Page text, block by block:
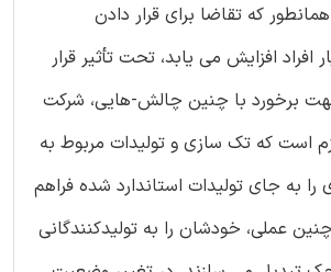
که تقاضا برای قرار دادن
افزایش می یابد، تحت تأثیر قرار
[2,3[. جهت برخورد با چنین چالش-هایی، شرکت
است که تک سازی و تولیدات مربوط به
به جای تولیدات استاندارد شده فراهم
عملی، خودشان را به تولیدکنندگانی